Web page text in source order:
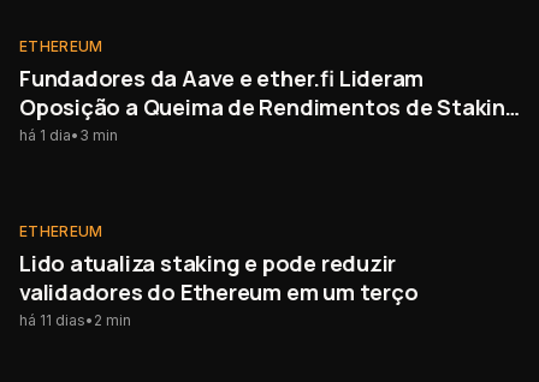
ETHEREUM
ETHEREUM
Fundadores da Aave e ether.fi Lideram
Oposição a Queima de Rendimentos de Staking
do Ethereum
há 1 dia• 3 min
ETHEREUM
ETHEREUM
Lido atualiza staking e pode reduzir
validadores do Ethereum em um terço
há 11 dias• 2 min